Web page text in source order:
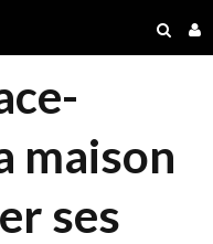
maison
ses